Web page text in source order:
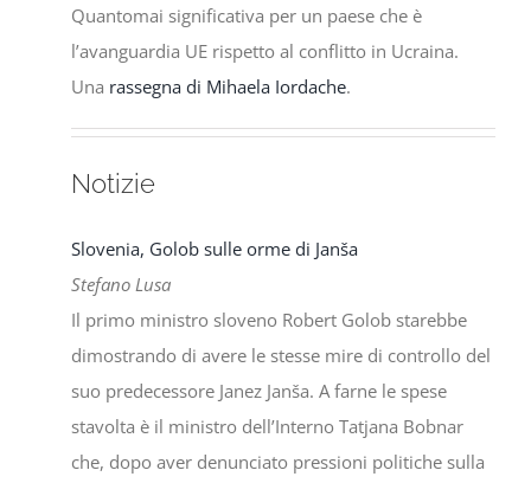
Quantomai significativa per un paese che è
l’avanguardia UE rispetto al conflitto in Ucraina.
Una rassegna di Mihaela Iordache.
Notizie
Slovenia, Golob sulle orme di Janša
Stefano Lusa
Il primo ministro sloveno Robert Golob starebbe
dimostrando di avere le stesse mire di controllo del
suo predecessore Janez Janša. A farne le spese
stavolta è il ministro dell’Interno Tatjana Bobnar
che, dopo aver denunciato pressioni politiche sulla